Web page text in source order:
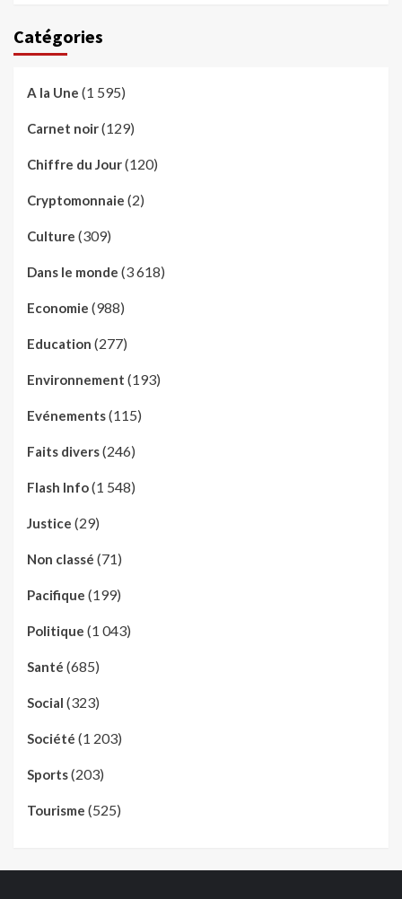
Catégories
A la Une (1 595)
Carnet noir(129)
Chiffre du Jour(120)
Cryptomonnaie (2)
Culture (309)
Dans le monde (3 618)
Economie (988)
Education (277)
Environnement (193)
Evénements(115)
Faits divers(246)
Flash Info(1 548)
Justice (29)
Non classé (71)
Pacifique (199)
Politique (1 043)
Santé (685)
Social (323)
Société (1 203)
Sports(203)
Tourisme (525)